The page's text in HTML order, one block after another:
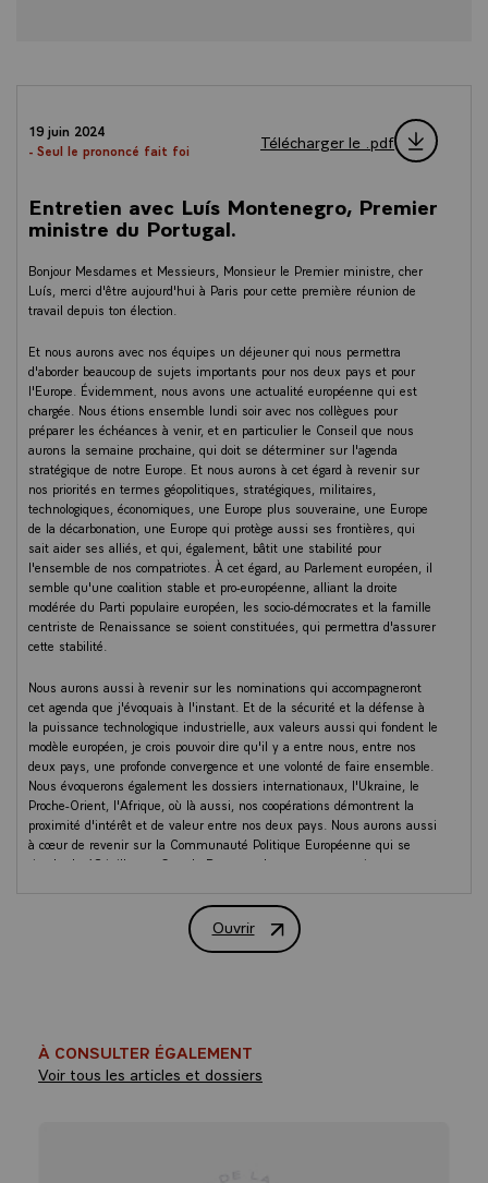
19 juin 2024
- Seul le prononcé fait foi
Télécharger le .pdf
Entretien avec Luís Montenegro, Premier
ministre du Portugal.
Bonjour Mesdames et Messieurs, Monsieur le Premier ministre, cher
Luís, merci d'être aujourd'hui à Paris pour cette première réunion de
travail depuis ton élection.
Et nous aurons avec nos équipes un déjeuner qui nous permettra
d'aborder beaucoup de sujets importants pour nos deux pays et pour
l'Europe. Évidemment, nous avons une actualité européenne qui est
chargée. Nous étions ensemble lundi soir avec nos collègues pour
préparer les échéances à venir, et en particulier le Conseil que nous
aurons la semaine prochaine, qui doit se déterminer sur l'agenda
stratégique de notre Europe. Et nous aurons à cet égard à revenir sur
nos priorités en termes géopolitiques, stratégiques, militaires,
technologiques, économiques, une Europe plus souveraine, une Europe
de la décarbonation, une Europe qui protège aussi ses frontières, qui
sait aider ses alliés, et qui, également, bâtit une stabilité pour
l'ensemble de nos compatriotes. À cet égard, au Parlement européen, il
semble qu'une coalition stable et pro-européenne, alliant la droite
modérée du Parti populaire européen, les socio-démocrates et la famille
centriste de Renaissance se soient constituées, qui permettra d'assurer
cette stabilité.
Nous aurons aussi à revenir sur les nominations qui accompagneront
cet agenda que j'évoquais à l'instant. Et de la sécurité et la défense à
la puissance technologique industrielle, aux valeurs aussi qui fondent le
modèle européen, je crois pouvoir dire qu'il y a entre nous, entre nos
deux pays, une profonde convergence et une volonté de faire ensemble.
Nous évoquerons également les dossiers internationaux, l'Ukraine, le
Proche-Orient, l'Afrique, où là aussi, nos coopérations démontrent la
proximité d'intérêt et de valeur entre nos deux pays. Nous aurons aussi
à cœur de revenir sur la Communauté Politique Européenne qui se
tiendra le 18 juillet en Grande-Bretagne dans un moment important
Et puis, ce déjeuner nous permettra d'évoquer également l'agenda
bilatéral qui unit nos deux pays de manière, je dirais, très singulière en
lien se nourrit par une communauté française établie au Portugal
importante, vivante, innovante, et une communauté luso-descendante
vivante en France, qui est un des socles de notre République, engagée
Ouvrir
Entretien avec Luís Montenegro,
À CONSULTER ÉGALEMENT
Voir tous les articles et dossiers